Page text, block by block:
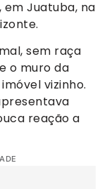
em Juatuba, na
sem raça
o muro da
vizinho.
reação a